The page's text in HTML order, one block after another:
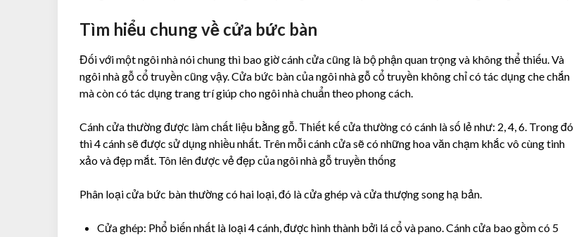
Tìm hiểu chung về cửa bức bàn
Đối với một ngôi nhà nói chung thì bao giờ cánh cửa cũng là bộ phận quan trọng và không thể thiếu. Và
ngôi nhà gỗ cổ truyền cũng vậy. Cửa bức bàn của ngôi nhà gỗ cổ truyền không chỉ có tác dụng che chắn
mà còn có tác dụng trang trí giúp cho ngôi nhà chuẩn theo phong cách.
Cánh cửa thường được làm chất liệu bằng gỗ. Thiết kế cửa thường có cánh là số lẻ như: 2, 4, 6. Trong đó
thì 4 cánh sẽ được sử dụng nhiều nhất. Trên mỗi cánh cửa sẽ có những hoa văn chạm khắc vô cùng tinh
xảo và đẹp mắt. Tôn lên được vẻ đẹp của ngôi nhà gỗ truyền thống
Phân loại cửa bức bàn thường có hai loại, đó là cửa ghép và cửa thượng song hạ bản.
Cửa ghép: Phổ biến nhất là loại 4 cánh, được hình thành bởi lá cổ và pano. Cánh cửa bao gồm có 5